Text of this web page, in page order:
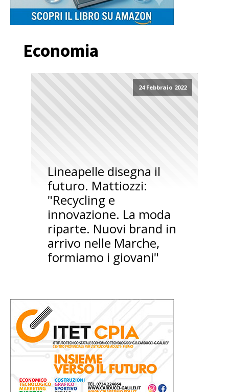
Economia
24 Febbraio 2022
Lineapelle disegna il
futuro. Mattiozzi:
"Recycling e
innovazione. La moda
riparte. Nuovi brand in
arrivo nelle Marche,
formiamo i giovani"